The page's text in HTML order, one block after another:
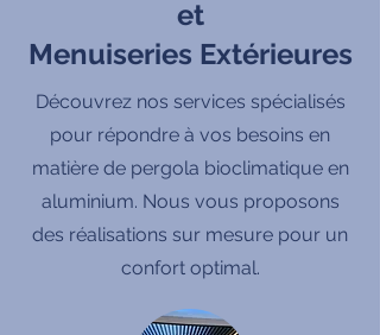
et
Menuiseries Extérieures
Découvrez nos services spécialisés
pour répondre à vos besoins en
matière de pergola bioclimatique en
aluminium. Nous vous proposons
des réalisations sur mesure pour un
confort optimal.